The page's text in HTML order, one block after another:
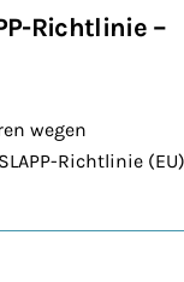
Richtlinie –
wegen
Richtlinie (EU)